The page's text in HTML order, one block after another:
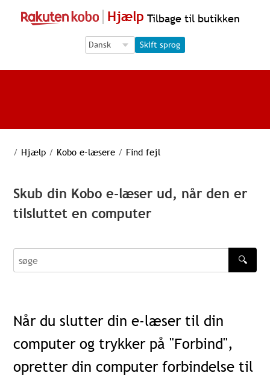
Hjælp Tilbage til butikken
Language Selection
Language Selection
Skift sprog
/ Hjælp / Kobo e-læsere / Find fejl
Skub din Kobo e-læser ud, når den er
tilsluttet en computer
søge
🔍
Når du slutter din e-læser til din
computer og trykker på "Forbind",
opretter din computer forbindelse til